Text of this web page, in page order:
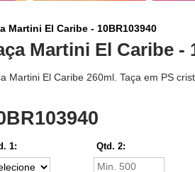
Martini El Caribe - 10BR103940
Martini El Caribe -
Martini El Caribe 260ml. Taça em PS
1: Qtd. 2: